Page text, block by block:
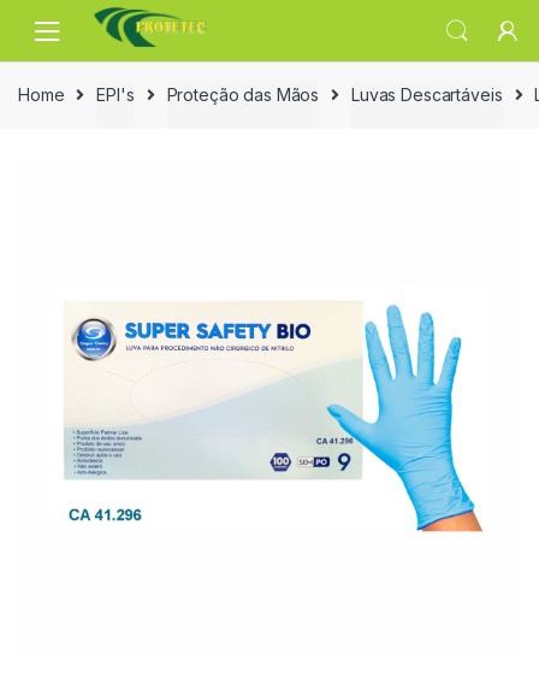
navigation
content
Home
EPI's Proteção das Mãos Luvas Descartáveis